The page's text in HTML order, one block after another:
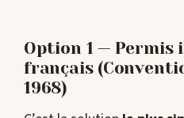
Option 1 —
français
1968)